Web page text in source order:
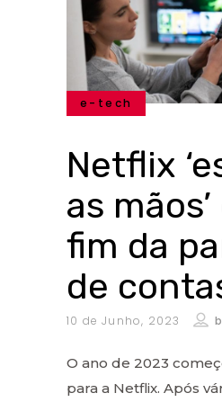
e-tech
Netflix
as
fim da
de
10 de Junho, 2023
O ano de 2023
para a Netflix. Após